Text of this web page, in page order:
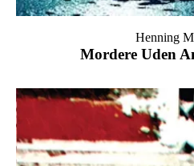
Mordere Uden
Henning